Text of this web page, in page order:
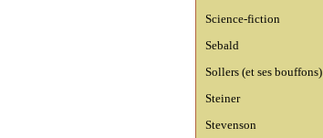
Science-fiction
Sebald
Sollers (et ses bouffons)
Steiner
Stevenson